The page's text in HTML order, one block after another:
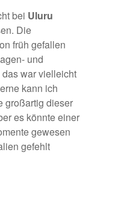
bei Uluru
Die
früh gefallen
und
war vielleicht
kann ich
großartig dieser
es könnte einer
gewesen
gefehlt